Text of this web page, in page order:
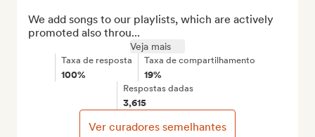
We add songs to our playlists, which are actively
promoted also throu...
Veja mais
Taxa de resposta
100%
Taxa de compartilhamento
19%
Respostas dadas
3,615
Ver curadores semelhantes